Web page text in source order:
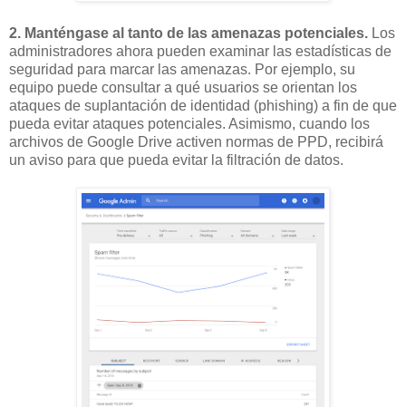
2. Manténgase al tanto de las amenazas potenciales. Los
administradores ahora pueden examinar las estadísticas de
seguridad para marcar las amenazas. Por ejemplo, su
equipo puede consultar a qué usuarios se orientan los
ataques de suplantación de identidad (phishing) a fin de que
pueda evitar ataques potenciales. Asimismo, cuando los
archivos de Google Drive activen normas de PPD, recibirá
un aviso para que pueda evitar la filtración de datos.